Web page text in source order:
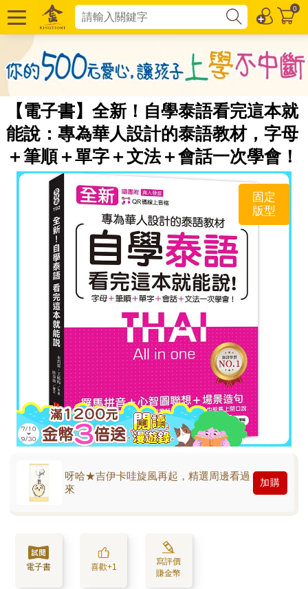
0
【電子書】全新！自學泰語看完這本就
能說：專為華人設計的泰語教材，字母
＋筆順＋單字＋文法＋會話一次學會！
固定
版型
呀哈★吉伊卡哇旋風再起，精選周邊看過
來
加購
電子書 喜歡+1
寫評價
賺金幣